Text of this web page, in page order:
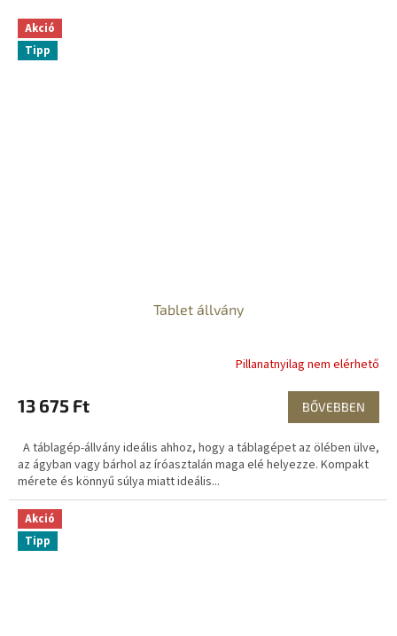
Akció
Tipp
Tablet állvány
Pillanatnyilag nem elérhető
13 675 Ft BŐVEBBEN
A táblagép-állvány ideális ahhoz, hogy a táblagépet az ölében ülve,
az ágyban vagy bárhol az íróasztalán maga elé helyezze. Kompakt
mérete és könnyű súlya miatt ideális...
Akció
Tipp